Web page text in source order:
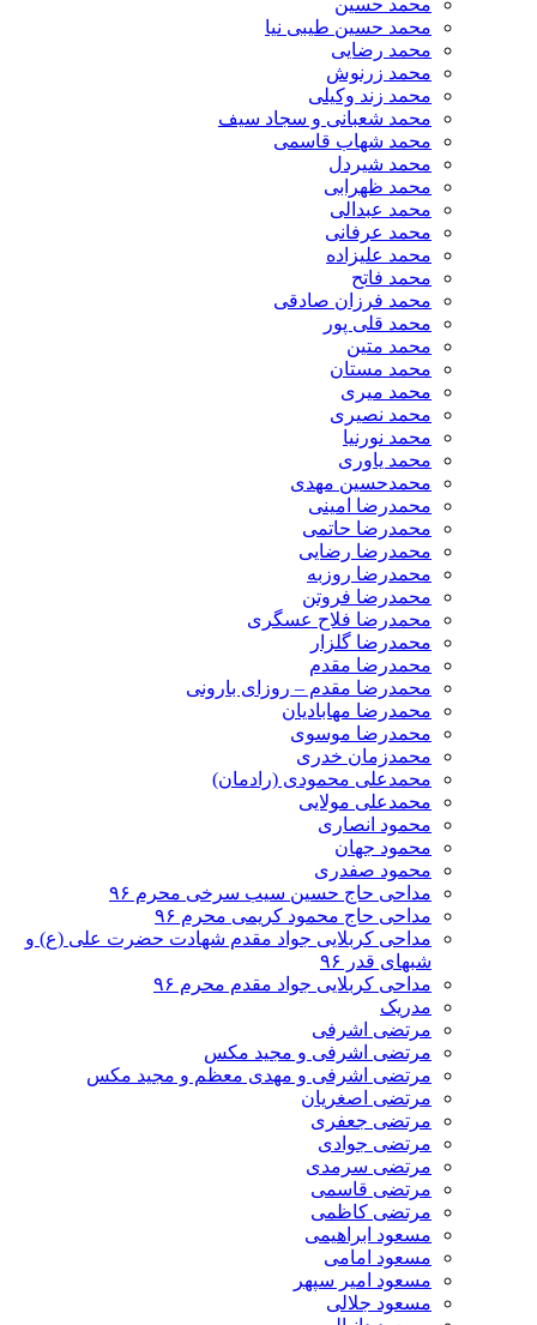
محمد حسین
محمد حسین طیبی نیا
محمد رضایی
محمد زرنوش
محمد زند وکیلی
محمد شعبانی و سجاد سیف
محمد شهاب قاسمی
​محمد شیردل
محمد ظهرابی
محمد عبدالی
محمد عرفانی
محمد علیزاده
محمد فاتح
محمد فرزان صادقی
محمد قلی پور
محمد متین
محمد مستان
محمد میری
محمد نصیری
محمد نورنیا
محمد یاوری
محمدحسین مهدی
محمدرضا امینی
محمدرضا حاتمی
محمدرضا رضایی
محمدرضا روزبه
محمدرضا فروتن
محمدرضا فلاح عسگری
محمدرضا گلزار
محمدرضا مقدم
محمدرضا مقدم – روزای بارونی
محمدرضا مهابادیان
محمدرضا موسوی
محمدزمان خدری
محمدعلی محمودی (رادمان)
محمدعلی مولایی
محمود انصاری
محمود جهان
محمود صفدری
مداحی حاج حسین سیب سرخی محرم ۹۶
مداحی حاج محمود کریمی محرم ۹۶
مداحی کربلایی جواد مقدم شهادت حضرت علی (ع) و
شبهای قدر ۹۶
مداحی کربلایی جواد مقدم محرم ۹۶
مدریک
مرتضی اشرفی
مرتضی اشرفی و مجید مکس
مرتضی اشرفی و مهدی معظم و مجید مکس
مرتضی اصغریان
مرتضی جعفری
مرتضی جوادی
مرتضی سرمدی
مرتضی قاسمی
مرتضی کاظمی
مسعود ابراهیمی
مسعود امامی
مسعود امیر سپهر
مسعود جلالی